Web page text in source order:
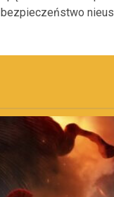
bezpieczeństwo